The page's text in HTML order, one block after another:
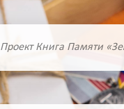
Проект Книга Памяти